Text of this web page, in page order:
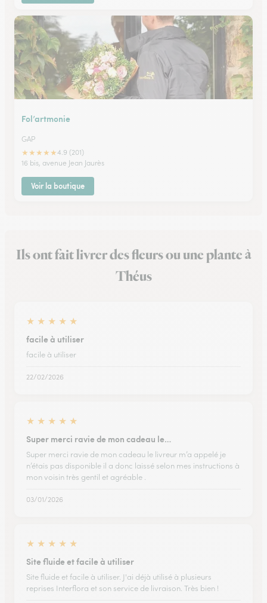
Fol’artmonie
GAP
★★★★★4.9 (201)
16 bis, avenue Jean Jaurès
Voir la boutique
Ils ont fait livrer des fleurs ou une plante à
Théus
★ ★ ★ ★ ★
facile à utiliser
facile à utiliser
22/02/2026
★ ★ ★ ★ ★
Super merci ravie de mon cadeau le…
Super merci ravie de mon cadeau le livreur m’a appelé je
n’étais pas disponible il a donc laissé selon mes instructions à
mon voisin très gentil et agréable .
03/01/2026
★ ★ ★ ★ ★
Site fluide et facile à utiliser
Site fluide et facile à utiliser. J'ai déjà utilisé à plusieurs
reprises Interflora et son service de livraison. Très bien !